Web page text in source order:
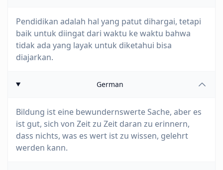
Pendidikan adalah hal yang patut dihargai, tetapi
baik untuk diingat dari waktu ke waktu bahwa
tidak ada yang layak untuk diketahui bisa
diajarkan.
German
Bildung ist eine bewundernswerte Sache, aber es
ist gut, sich von Zeit zu Zeit daran zu erinnern,
dass nichts, was es wert ist zu wissen, gelehrt
werden kann.